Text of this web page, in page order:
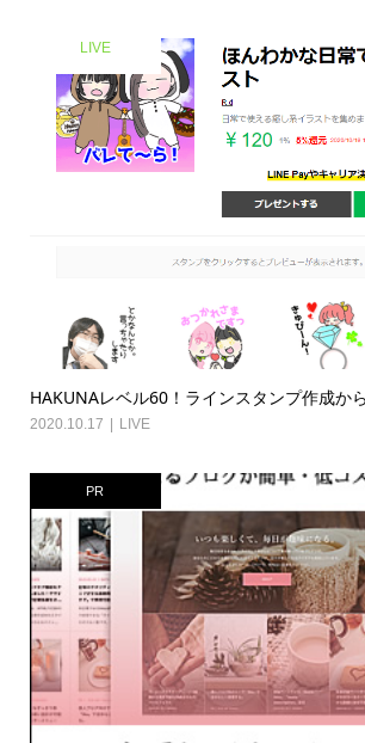
LIVE
HAKUNAレベル60！ラインスタンプ作成か
2020.10.17 LIVE
PR